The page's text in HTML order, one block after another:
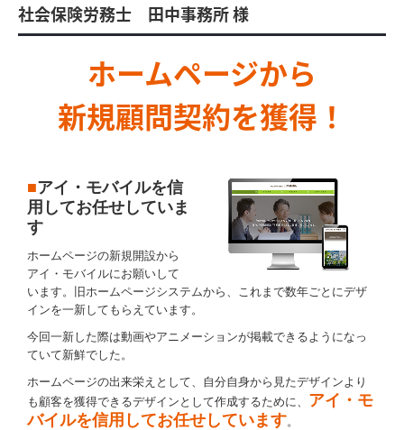
社会保険労務士 田中事務所 様
ホームページから
新規顧問契約を獲得！
■アイ・モバイルを信
用してお任せしていま
す
ホームページの新規開設から
アイ・モバイルにお願いして
います。旧ホームページシステムから、これまで数年ごとにデザ
インを一新してもらえています。
今回一新した際は動画やアニメーションが掲載できるようになっ
ていて新鮮でした。
ホームページの出来栄えとして、自分自身から見たデザインより
も顧客を獲得できるデザインとして作成するために、 アイ・モ
バイルを信用してお任せしています。